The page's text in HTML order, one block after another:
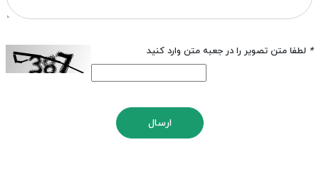
* لطفا متن تصویر را در جعبه متن وارد کنید
ارسال